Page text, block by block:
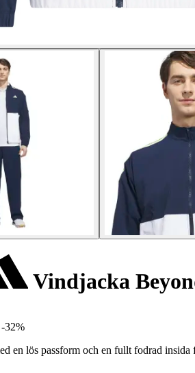
Vindjacka
-32%
en lös passform och en fullt fodrad